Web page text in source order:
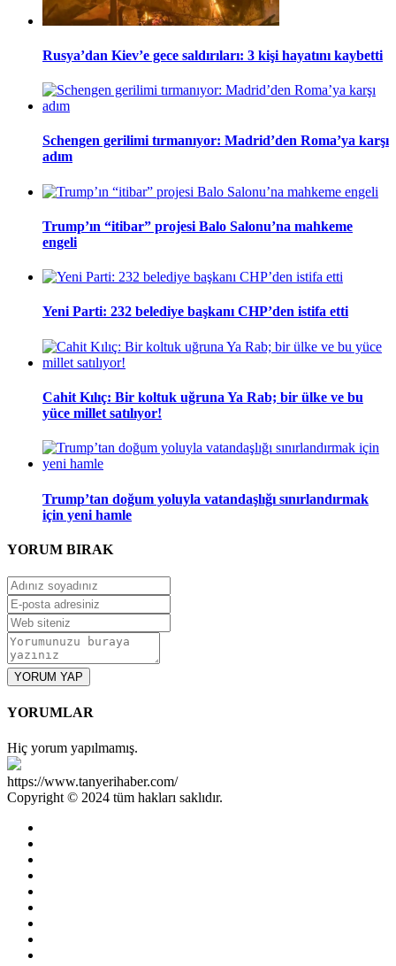
Rusya’dan Kiev’e gece saldırıları: 3 kişi hayatını kaybetti
Schengen gerilimi tırmanıyor: Madrid’den Roma’ya karşı
adım
Trump’ın “itibar” projesi Balo Salonu’na mahkeme
engeli
Yeni Parti: 232 belediye başkanı CHP’den istifa etti
Cahit Kılıç: Bir koltuk uğruna Ya Rab; bir ülke ve bu
yüce millet satılıyor!
Trump’tan doğum yoluyla vatandaşlığı sınırlandırmak
için yeni hamle
YORUM BIRAK
YORUM YAP
YORUMLAR
Hiç yorum yapılmamış.
https://www.tanyerihaber.com/
Copyright © 2024 tüm hakları saklıdır.